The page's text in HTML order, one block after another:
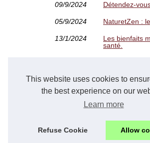
This website uses cookies to
the best experience on our
Learn more
Refuse Cookie Allow
09/9/2024 Détendez-
05/9/2024 NaturetZen :
13/1/2024
Les bienfaits
santé.
18/11/2021 Toutes les